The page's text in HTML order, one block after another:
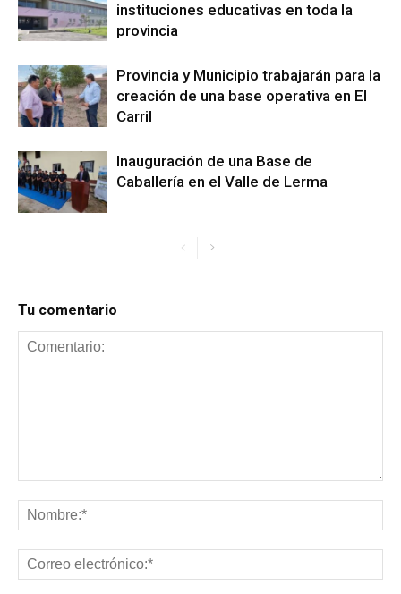
instituciones educativas en toda la
provincia
Provincia y Municipio trabajarán para la
creación de una base operativa en El
Carril
Inauguración de una Base de
Caballería en el Valle de Lerma
Tu comentario